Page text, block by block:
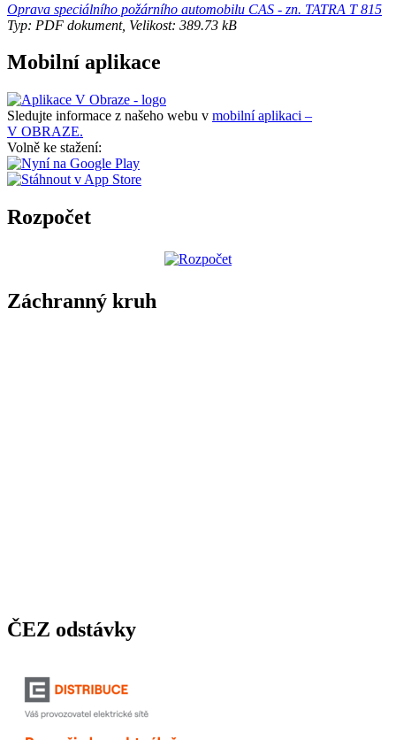
Oprava speciálního požárního automobilu CAS - zn. TATRA T 815
Typ: PDF dokument, Velikost: 389.73 kB
Mobilní aplikace
Sledujte informace z našeho webu v mobilní aplikaci –
V OBRAZE.
Volně ke stažení:
Rozpočet
Záchranný kruh
ČEZ odstávky